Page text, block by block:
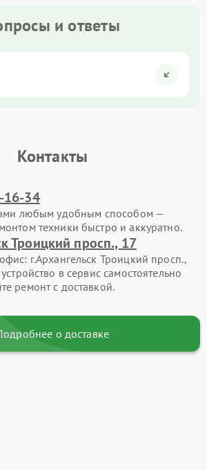
и ответы
Контакты
16-34
любым удобным способом —
техники быстро и аккуратно.
Троицкий просп., 17
г.Архангельск Троицкий просп.,
в сервис самостоятельно
ремонт с доставкой.
о доставке